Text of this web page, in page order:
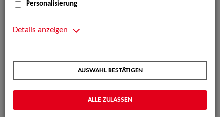
Personalisierung
Details anzeigen
AUSWAHL BESTÄTIGEN
ALLE ZULASSEN